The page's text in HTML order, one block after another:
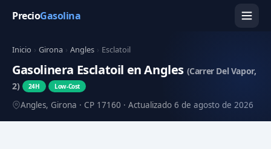
PrecioGasolina
Inicio › Girona › Angles › Esclatoil
Gasolinera Esclatoil en Angles (Carrer Del Vapor,
2)
24H Low-Cost
Angles, Girona · CP 17160 · Actualizado 6 de agosto de 2026